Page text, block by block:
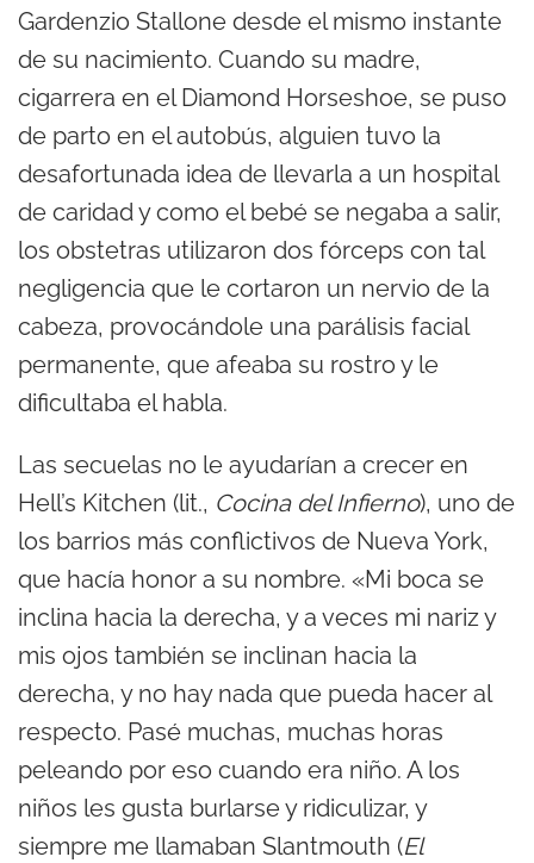
Gardenzio Stallone desde el mismo instante
de su nacimiento. Cuando su madre,
cigarrera en el Diamond Horseshoe, se puso
de parto en el autobús, alguien tuvo la
desafortunada idea de llevarla a un hospital
de caridad y como el bebé se negaba a salir,
los obstetras utilizaron dos fórceps con tal
negligencia que le cortaron un nervio de la
cabeza, provocándole una parálisis facial
permanente, que afeaba su rostro y le
dificultaba el habla.
Las secuelas no le ayudarían a crecer en
Hell’s Kitchen (lit., Cocina del Infierno), uno de
los barrios más conflictivos de Nueva York,
que hacía honor a su nombre. «Mi boca se
inclina hacia la derecha, y a veces mi nariz y
mis ojos también se inclinan hacia la
derecha, y no hay nada que pueda hacer al
respecto. Pasé muchas, muchas horas
peleando por eso cuando era niño. A los
niños les gusta burlarse y ridiculizar, y
siempre me llamaban Slantmouth (El